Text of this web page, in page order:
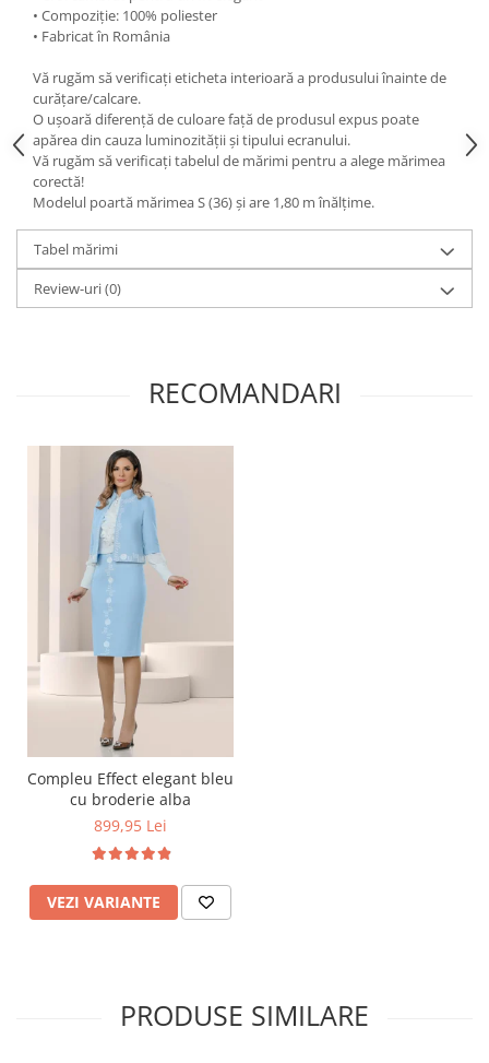
• Compoziție: 100% poliester
• Fabricat în România
Vă rugăm să verificați eticheta interioară a produsului înainte de
curățare/calcare.
O ușoară diferență de culoare față de produsul expus poate
apărea din cauza luminozității și tipului ecranului.
Vă rugăm să verificați tabelul de mărimi pentru a alege mărimea
corectă!
Modelul poartă mărimea S (36) și are 1,80 m înălțime.
Tabel mărimi
Review-uri(0)
RECOMANDARI
Compleu Effect elegant bleu
cu broderie alba
899,95 Lei
VEZI VARIANTE
PRODUSE SIMILARE